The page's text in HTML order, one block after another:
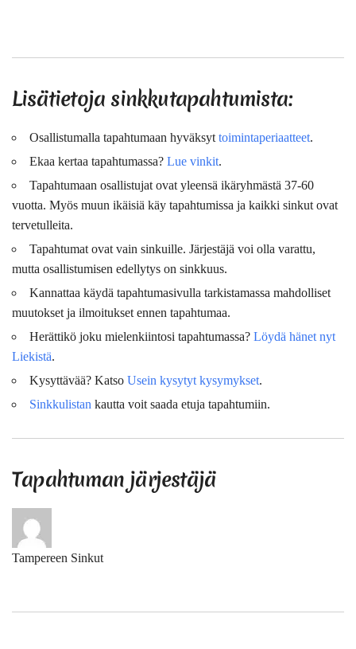
Lisätietoja sinkkutapahtumista:
Osallistumalla tapahtumaan hyväksyt toimintaperiaatteet.
Ekaa kertaa tapahtumassa? Lue vinkit.
Tapahtumaan osallistujat ovat yleensä ikäryhmästä 37-60
vuotta. Myös muun ikäisiä käy tapahtumissa ja kaikki sinkut ovat
tervetulleita.
Tapahtumat ovat vain sinkuille. Järjestäjä voi olla varattu,
mutta osallistumisen edellytys on sinkkuus.
Kannattaa käydä tapahtumasivulla tarkistamassa mahdolliset
muutokset ja ilmoitukset ennen tapahtumaa.
Herättikö joku mielenkiintosi tapahtumassa? Löydä hänet nyt
Liekistä.
Kysyttävää? Katso Usein kysytyt kysymykset.
Sinkkulistan kautta voit saada etuja tapahtumiin.
Tapahtuman järjestäjä
Tampereen Sinkut